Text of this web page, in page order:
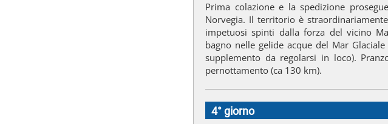
Prima colazione e la spedizione
Norvegia. Il territorio è
impetuosi spinti dalla forza del vicino
bagno nelle gelide acque del Mar
supplemento da regolarsi in loco).
pernottamento (ca 130 km).
4° giorno